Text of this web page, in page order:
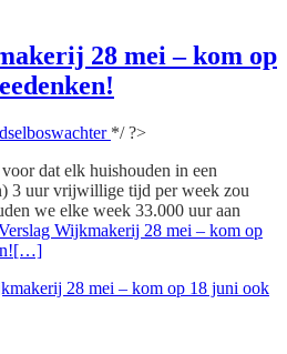
28 mei – kom op
*/ ?>
dat elk huishouden in een
3 uur vrijwillige tijd per week zou
we elke week 33.000 uur aan
Wijkmakerij 28 mei – kom op
[…]
28 mei – kom op 18 juni ook